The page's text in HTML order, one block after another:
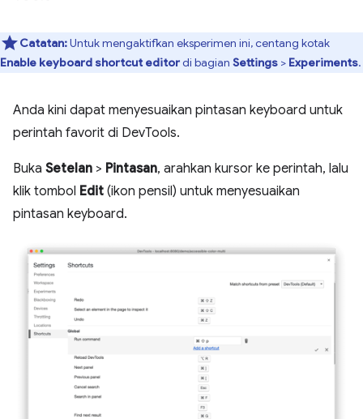
Catatan:Untuk mengaktifkan eksperimen ini, centang kotak
Enable keyboard shortcut editordi bagian Settings > Experiments.
Anda kini dapat menyesuaikan pintasan keyboard untuk
perintah favorit di DevTools.
Buka Setelan > Pintasan, arahkan kursor ke perintah, lalu
klik tombol Edit (ikon pensil) untuk menyesuaikan
pintasan keyboard.